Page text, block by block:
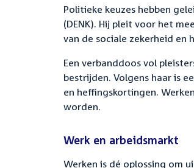
Politieke keuzes hebben
(DENK). Hij pleit voor het
van de sociale zekerheid en
Een verbanddoos vol
bestrijden. Volgens haar is
en heffingskortingen.
worden.
Werk en arbeidsmarkt
Werken is dé oplossing om